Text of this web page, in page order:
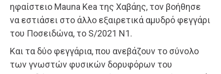
ηφαίστειο Mauna Kea της Χαβάης, τον βοήθησε
να εστιάσει στο άλλο εξαιρετικά αμυδρό φεγγάρι
του Ποσειδώνα, το S/2021 N1.
Και τα δύο φεγγάρια, που ανεβάζουν το σύνολο
των γνωστών φυσικών δορυφόρων του